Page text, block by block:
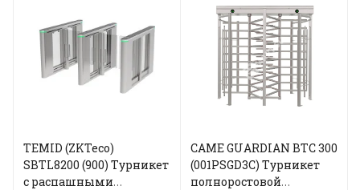
TEMID (ZKTeco)
SBTL8200 (900) Турникет
с распашными
CAME GUARDIAN BTC 300
(001PSGD3C) Турникет
полноростовой